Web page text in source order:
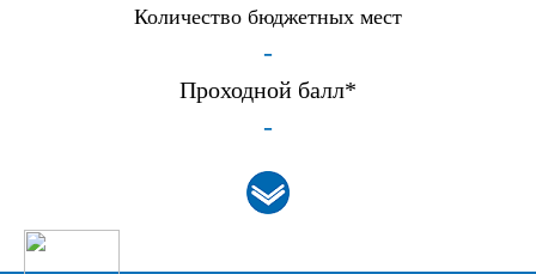
Количество бюджетных мест
-
Проходной балл*
-